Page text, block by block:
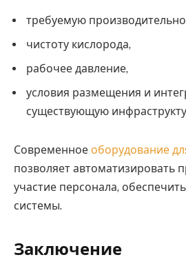
требуемую
чистоту кислорода,
рабочее давление,
условия размещения и
существующую
Современное оборудование
позволяет автоматизировать
участие персонала,
системы.
Заключение